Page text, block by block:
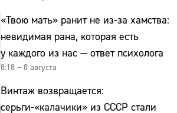
«Твою мать» ранит не из-за хамства:
невидимая рана, которая есть
у каждого из нас — ответ психолога
8:18 – 8 августа
Винтаж возвращается:
серьги-«калачики» из СССР стали